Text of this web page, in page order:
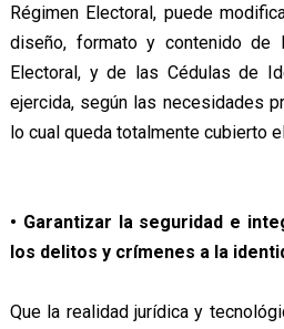
Régimen Electoral, puede
diseño, formato y contenido de
Electoral, y de las Cédulas de
ejercida, según las necesidades
lo cual queda totalmente cubierto
• Garantizar la seguridad e
los delitos y crímenes a la
Que la realidad jurídica y